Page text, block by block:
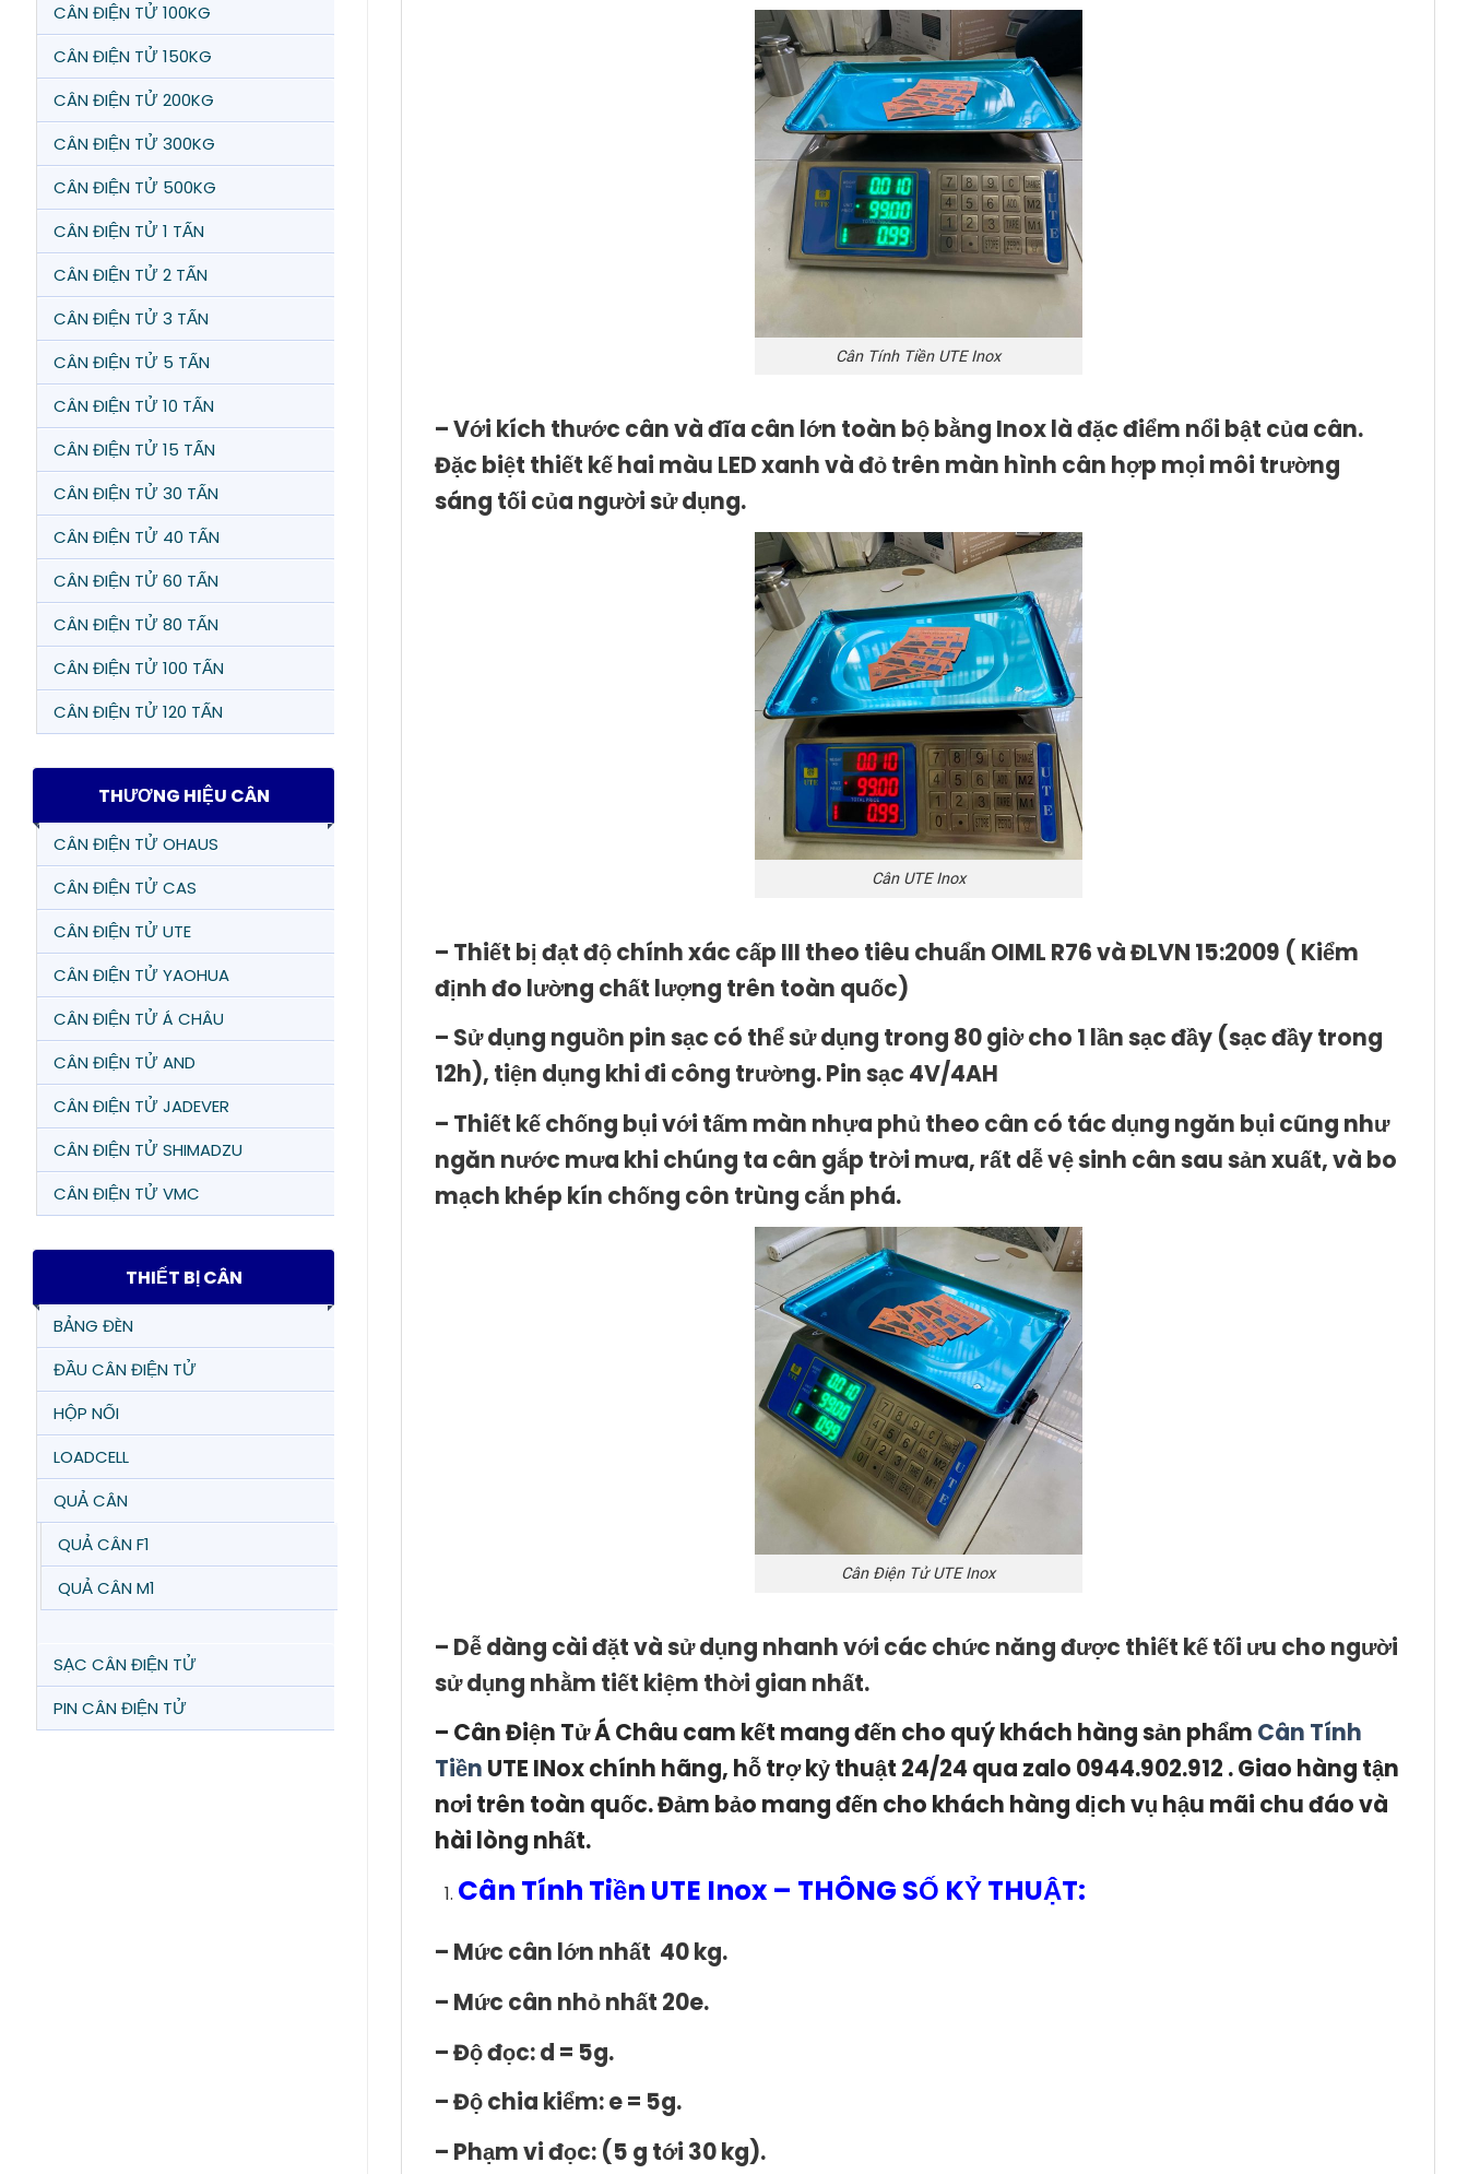
CÂN ĐIỆN TỬ 100KG
CÂN ĐIỆN TỬ 150KG
CÂN ĐIỆN TỬ 200KG
CÂN ĐIỆN TỬ 300KG
CÂN ĐIỆN TỬ 500KG
CÂN ĐIỆN TỬ 1 TẤN
CÂN ĐIỆN TỬ 2 TẤN
CÂN ĐIỆN TỬ 3 TẤN
CÂN ĐIỆN TỬ 5 TẤN
CÂN ĐIỆN TỬ 10 TẤN
CÂN ĐIỆN TỬ 15 TẤN
CÂN ĐIỆN TỬ 30 TẤN
CÂN ĐIỆN TỬ 40 TẤN
CÂN ĐIỆN TỬ 60 TẤN
CÂN ĐIỆN TỬ 80 TẤN
CÂN ĐIỆN TỬ 100 TẤN
CÂN ĐIỆN TỬ 120 TẤN
THƯƠNG HIỆU CÂN
CÂN ĐIỆN TỬ OHAUS
CÂN ĐIỆN TỬ CAS
CÂN ĐIỆN TỬ UTE
CÂN ĐIỆN TỬ YAOHUA
CÂN ĐIỆN TỬ Á CHÂU
CÂN ĐIỆN TỬ AND
CÂN ĐIỆN TỬ JADEVER
CÂN ĐIỆN TỬ SHIMADZU
CÂN ĐIỆN TỬ VMC
THIẾT BỊ CÂN
BẢNG ĐÈN
ĐẦU CÂN ĐIỆN TỬ
HỘP NỐI
LOADCELL
QUẢ CÂN
QUẢ CÂN F1
QUẢ CÂN M1
SẠC CÂN ĐIỆN TỬ
PIN CÂN ĐIỆN TỬ
Cân Tính Tiền UTE Inox
– Với kích thước cân và đĩa cân lớn toàn bộ bằng Inox là đặc điểm nổi bật của cân.
Đặc biệt thiết kế hai màu LED xanh và đỏ trên màn hình cân hợp mọi môi trường
sáng tối của người sử dụng.
Cân UTE Inox
– Thiết bị đạt độ chính xác cấp III theo tiêu chuẩn OIML R76 và ĐLVN 15:2009 ( Kiểm
định đo lường chất lượng trên toàn quốc)
– Sử dụng nguồn pin sạc có thể sử dụng trong 80 giờ cho 1 lần sạc đầy (sạc đầy trong
12h), tiện dụng khi đi công trường. Pin sạc 4V/4AH
– Thiết kế chống bụi với tấm màn nhựa phủ theo cân có tác dụng ngăn bụi cũng như
ngăn nước mưa khi chúng ta cân gắp trời mưa, rất dễ vệ sinh cân sau sản xuất, và bo
mạch khép kín chống côn trùng cắn phá.
Cân Điện Tử UTE Inox
– Dễ dàng cài đặt và sử dụng nhanh với các chức năng được thiết kế tối ưu cho người
sử dụng nhằm tiết kiệm thời gian nhất.
– Cân Điện Tử Á Châu cam kết mang đến cho quý khách hàng sản phẩm Cân Tính
Tiền UTE INoxchính hãng, hỗ trợ kỷ thuật 24/24 qua zalo 0944.902.912 . Giao hàng tận
nơi trên toàn quốc. Đảm bảo mang đến cho khách hàng dịch vụ hậu mãi chu đáo và
hài lòng nhất.
Cân Tính Tiền UTE Inox – THÔNG SỐ KỶ THUẬT:
– Mức cân lớn nhất 40 kg.
– Mức cân nhỏ nhất 20e.
– Độ đọc: d = 5g.
– Độ chia kiểm: e = 5g.
– Phạm vi đọc: (5 g tới 30 kg).